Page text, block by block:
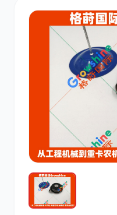
沃尔沃
日立